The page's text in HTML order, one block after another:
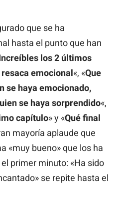
que se ha
hasta el punto que han
los 2 últimos
emocional«, «Que
se haya emocionado,
se haya sorprendido«,
capítulo» y «Qué final
mayoría aplaude que
«muy bueno» que los ha
primer minuto: «Ha sido
se repite hasta el